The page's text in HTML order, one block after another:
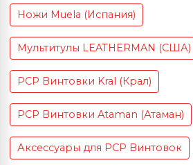
Ножи Muela (Испания)
Мультитулы LEATHERMAN (США)
PCP Винтовки Kral (Крал)
PCP Винтовки Ataman (Атаман)
Аксессуары для PCP Винтовок